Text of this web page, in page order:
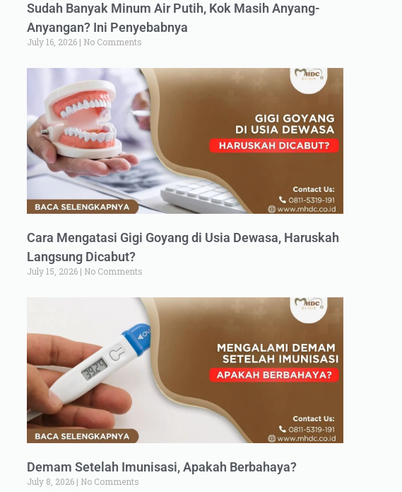
Sudah Banyak Minum Air Putih, Kok Masih Anyang-
Anyangan? Ini Penyebabnya
July 16, 2026 No Comments
Cara Mengatasi Gigi Goyang di Usia Dewasa, Haruskah
Langsung Dicabut?
July 15, 2026 No Comments
Demam Setelah Imunisasi, Apakah Berbahaya?
July 8, 2026 No Comments